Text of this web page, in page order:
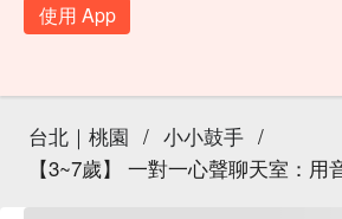
使用 App
台北｜桃園 / 小小鼓手 /
【3~7歲】 一對一心聲聊天室：用